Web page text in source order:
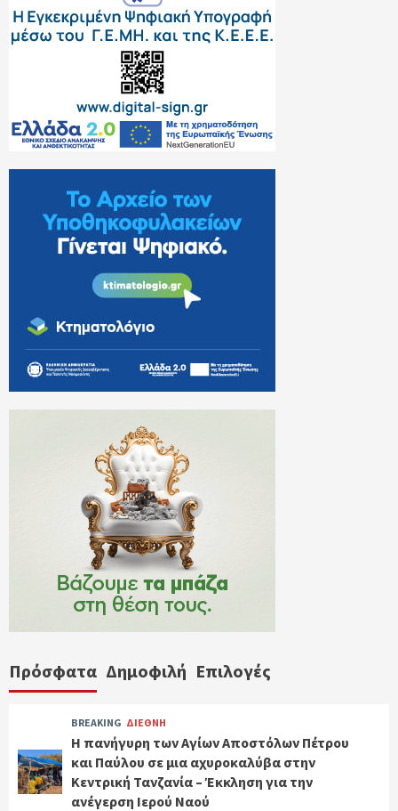
Πρόσφατα Δημοφιλή Επιλογές
BREAKING ΔΙΕΘΝΗ
Η πανήγυρη των Αγίων Αποστόλων Πέτρου
και Παύλου σε μια αχυροκαλύβα στην
Κεντρική Τανζανία – Έκκληση για την
ανέγερση Ιερού Ναού